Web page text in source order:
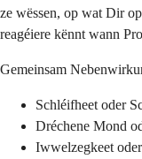
ze wëssen, op wat Dir
reagéiere kënnt wann
Gemeinsam
Schléifheet oder
Dréchene Mond
Iwwelzegkeet